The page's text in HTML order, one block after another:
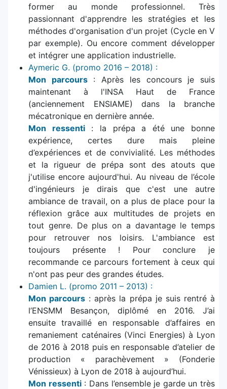
former au monde professionnel. Très
passionnant d'apprendre les stratégies et les
méthodes d'organisation d'un projet (Cycle en V
par exemple). Ou encore comment développer
et intégrer une application industrielle.
Aymeric G. (promo 2016 – 2018) :
Mon parcours: Après les concours je suis
maintenant à l'INSA Haut de France
(anciennement ENSIAME) dans la branche
mécatronique en dernière année.
Mon ressenti: la prépa a été une bonne
expérience, certes dure mais pleine
d’expériences et de convivialité. Les méthodes
et la rigueur de prépa sont des atouts que
j'utilise encore aujourd'hui. Au niveau de l’école
d'ingénieurs je dirais que c'est une autre
ambiance de travail, on a plus de place pour la
réflexion grâce aux multitudes de projets en
tout genre. De plus on a davantage le temps
pour retrouver nos loisirs. L'ambiance est
toujours présente ! Pour conclure je
recommande ce parcours fortement à ceux qui
n'ont pas peur des grandes études.
Damien L. (promo 2011 – 2013) :
Mon parcours : après la prépa je suis rentré à
l’ENSMM Besançon, diplômé en 2016. J’ai
ensuite travaillé en responsable d’affaires en
remaniement caténaires (Vinci Energies) à Lyon
de 2016 à 2018 puis en responsable d’atelier de
production « parachèvement » (Fonderie
Vénissieux) à Lyon de 2018 à aujourd’hui.
Mon ressenti: Dans l’ensemble je garde un très